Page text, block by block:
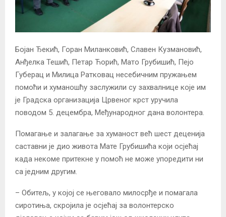
Бојан Ђекић, Горан Миланковић, Славен Кузмановић,
Анђелка Тешић, Петар Ћорић, Мато Грубишић, Пејо
Губерац и Милица Ратковац несебичним пружањем
помоћи и хуманошћу заслужили су захвалнице које им
је Градска организација Црвеног крст уручила
поводом 5. децембра, Међународног дана волонтера.
Помагање и залагање за хуманост већ шест деценија
саставни је дио живота Мате Грубишића који осјећај
када некоме притекне у помоћ не може упоредити ни
са једним другим.
– Обитељ, у којој се његовало милосрђе и помагала
сиротиња, скројила је осјећај за волонтерско